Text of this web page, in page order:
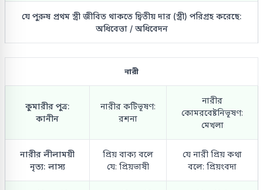
যে পুরুষ প্রথম স্ত্রী জীবিত থাকতে দ্বিতীয় দার (স্ত্রী) পরিগ্রহ করেছে:
অধিবেত্তা / অধিবেদন
নারী
কুমারীর পুত্র:
কানীন
নারীর কটিভূষণ:
রশনা
নারীর
কোমরবেষ্টনিভূষণ:
মেখলা
নারীর লীলাময়ী
নৃত্য: লাস্য
প্রিয় বাক্য বলে
যে: প্রিয়ভাষী
যে নারী প্রিয় কথা
বলে: প্রিয়ংবদা